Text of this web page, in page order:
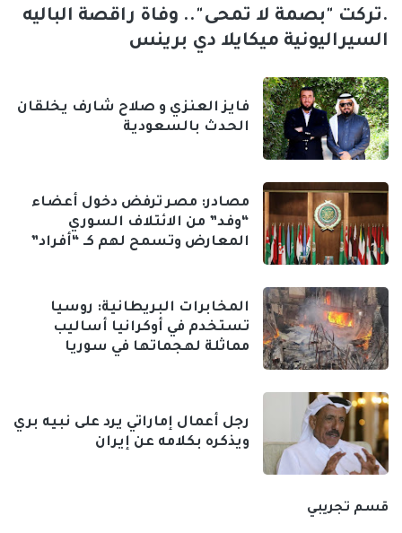
.تركت "بصمة لا تمحى".. وفاة راقصة الباليه
السيراليونية ميكايلا دي برينس
فايز العنزي و صلاح شارف يخلقان
الحدث بالسعودية
مصادر: مصر ترفض دخول أعضاء
“وفد” من الائتلاف السوري
المعارض وتسمح لهم كـ “أفراد”
المخابرات البريطانية: روسيا
تستخدم في أوكرانيا أساليب
مماثلة لهجماتها في سوريا
رجل أعمال إماراتي يرد على نبيه بري
ويذكره بكلامه عن إيران
قسم تجريبي